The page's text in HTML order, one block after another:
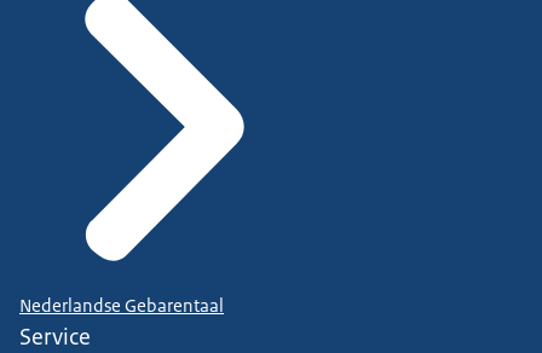
Nederlandse Gebarentaal
Service